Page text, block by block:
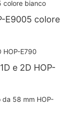
E9005 colore
e 2D HOP-